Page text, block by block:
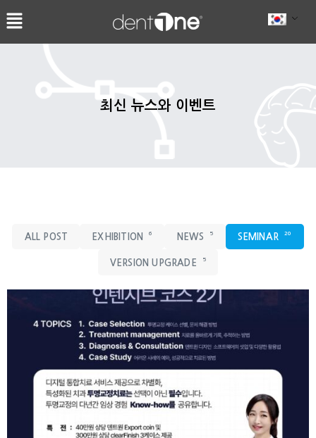
텐
츠
최신 뉴스와 이벤트
ALL POST EXHIBITION 6 NEWS 5 SEMINAR 20
VERSION UPGRADE 5